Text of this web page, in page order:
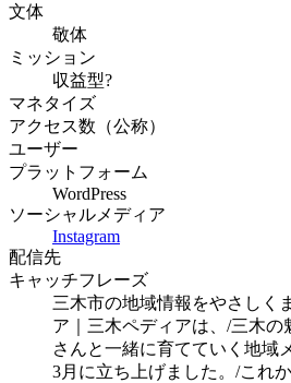
文体
敬体
ミッション
収益型?
マネタイズ
アクセス数（公称）
ユーザー
プラットフォーム
WordPress
ソーシャルメディア
Instagram
配信先
キャッチフレーズ
三木市の地域情報をやさしく
ア｜三木ペディアは、/三木の
さんと一緒に育てていく地域
3月に立ち上げました。/これ